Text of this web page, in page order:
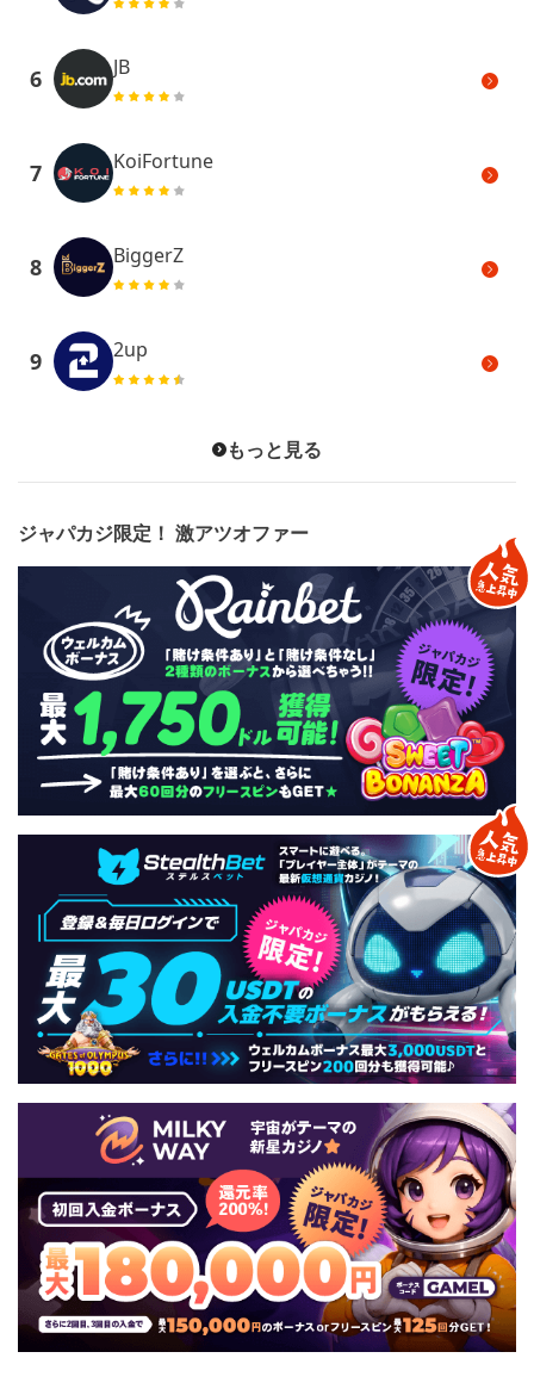
6 JB
7 KoiFortune
8 BiggerZ
9 2up
もっと見る
ジャパカジ限定！ 激アツオファー